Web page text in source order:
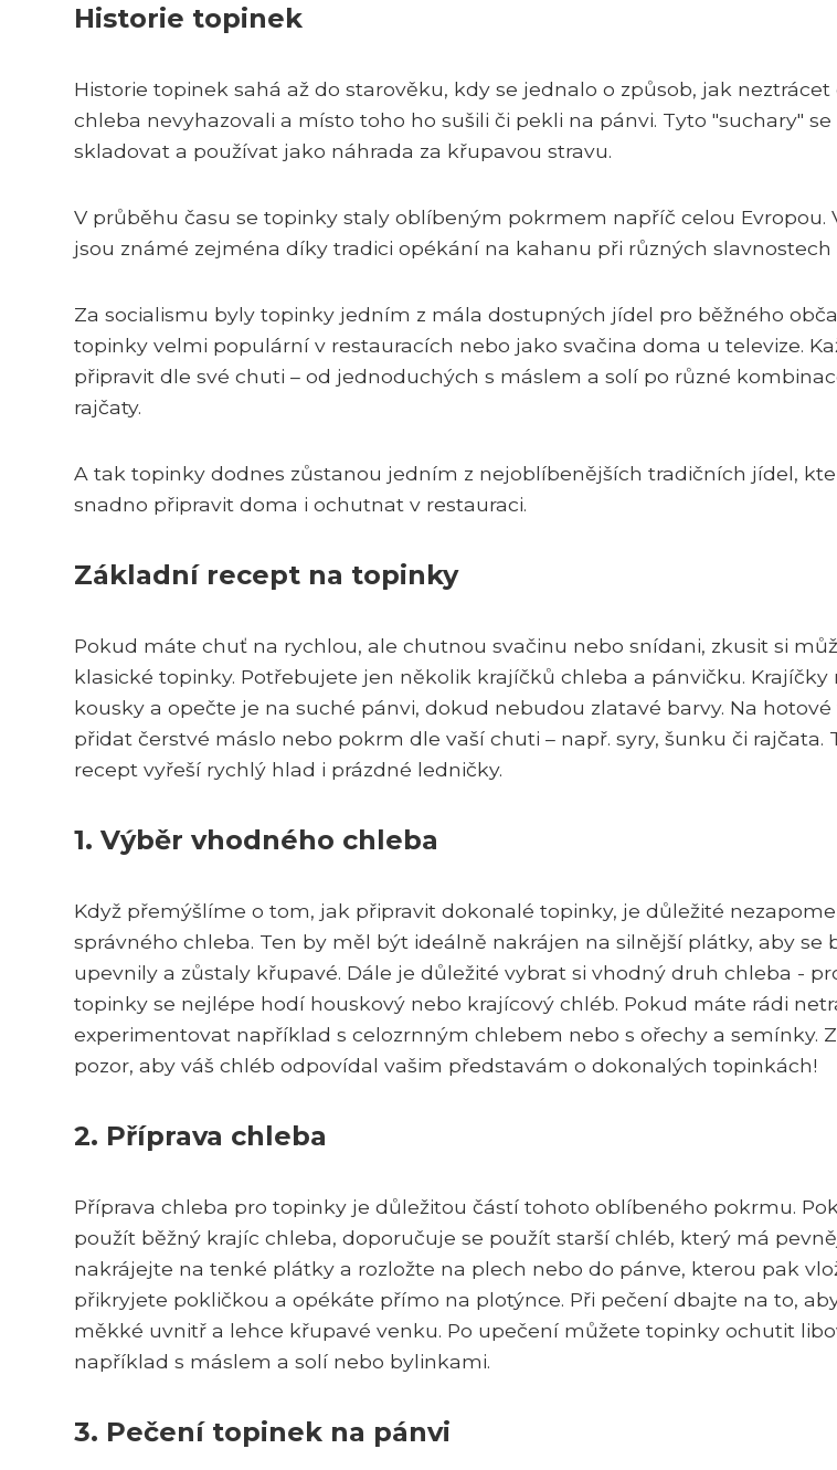
Historie topinek
Historie topinek sahá až do starověku, kdy se jednalo o způsob, jak
chleba nevyhazovali a místo toho ho sušili či pekli na pánvi. Tyto "suchary"
skladovat a používat jako náhrada za křupavou stravu.
V průběhu času se topinky staly oblíbeným pokrmem napříč celou Evropou.
jsou známé zejména díky tradici opékání na kahanu při různých slavnostech
Za socialismu byly topinky jedním z mála dostupných jídel pro běžného
topinky velmi populární v restauracích nebo jako svačina doma u televize.
připravit dle své chuti – od jednoduchých s máslem a solí po různé
rajčaty.
A tak topinky dodnes zůstanou jedním z nejoblíbenějších tradičních jídel,
snadno připravit doma i ochutnat v restauraci.
Základní recept na topinky
Pokud máte chuť na rychlou, ale chutnou svačinu nebo snídani, zkusit si
klasické topinky. Potřebujete jen několik krajíčků chleba a pánvičku.
kousky a opečte je na suché pánvi, dokud nebudou zlatavé barvy. Na
přidat čerstvé máslo nebo pokrm dle vaší chuti – např. syry, šunku či rajčata.
recept vyřeší rychlý hlad i prázdné ledničky.
1. Výběr vhodného chleba
Když přemýšlíme o tom, jak připravit dokonalé topinky, je důležité
správného chleba. Ten by měl být ideálně nakrájen na silnější plátky, aby se
upevnily a zůstaly křupavé. Dále je důležité vybrat si vhodný druh chleba -
topinky se nejlépe hodí houskový nebo krajícový chléb. Pokud máte rádi
experimentovat například s celozrnným chlebem nebo s ořechy a semínky.
pozor, aby váš chléb odpovídal vašim představám o dokonalých topinkách!
2. Příprava chleba
Příprava chleba pro topinky je důležitou částí tohoto oblíbeného pokrmu.
použít běžný krajíc chleba, doporučuje se použít starší chléb, který má
nakrájejte na tenké plátky a rozložte na plech nebo do pánve, kterou pak
přikryjete pokličkou a opékáte přímo na plotýnce. Při pečení dbajte na to,
měkké uvnitř a lehce křupavé venku. Po upečení můžete topinky ochutit
například s máslem a solí nebo bylinkami.
3. Pečení topinek na pánvi